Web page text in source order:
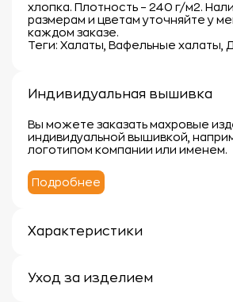
хлопка. Плотность – 240 г/м2.
размерам и цветам уточняйте у
каждом заказе.
Теги: Халаты, Вафельные халаты,
Индивидуальная вышивка
Вы можете заказать махровые
индивидуальной вышивкой,
логотипом компании или именем.
Подробнее
Характеристики
Материал: 100% хлопок
Уход за изделием